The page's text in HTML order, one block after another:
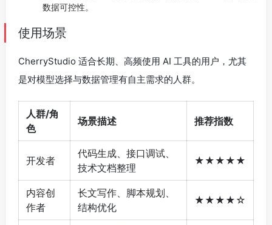
数据可控性。
使用场景
CherryStudio 适合长期、高频使用 AI 工具的用户，尤其
是对模型选择与数据管理有自主需求的人群。
人群/角
色
场景描述 推荐指数
开发者
代码生成、接口调试、
技术文档整理
★★★★★
内容创
作者
长文写作、脚本规划、
结构优化
★★★★☆